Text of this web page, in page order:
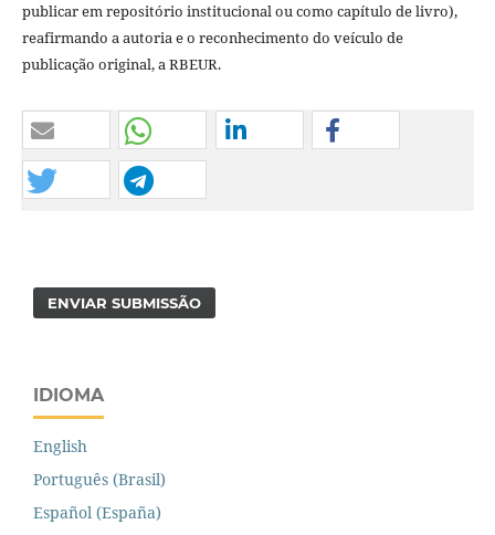
publicar em repositório institucional ou como capítulo de livro),
reafirmando a autoria e o reconhecimento do veículo de
publicação original, a RBEUR.
ENVIAR SUBMISSÃO
IDIOMA
English
Português (Brasil)
Español (España)